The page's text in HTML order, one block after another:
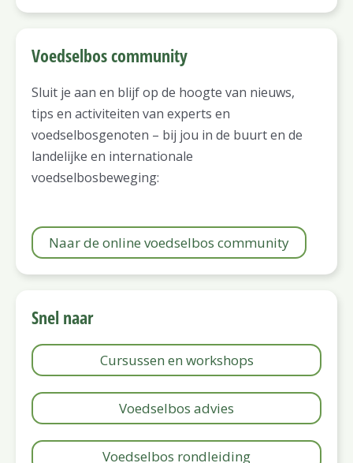
Voedselbos community
Sluit je aan en blijf op de hoogte van nieuws,
tips en activiteiten van experts en
voedselbosgenoten – bij jou in de buurt en de
landelijke en internationale
voedselbosbeweging:
Naar de online voedselbos community
Snel naar
Cursussen en workshops
Voedselbos advies
Voedselbos rondleiding